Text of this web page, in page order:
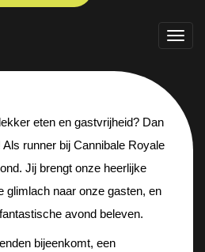
eten en gastvrijheid? Dan
runner bij Cannibale Royale
Jij brengt onze heerlijke
glimlach naar onze gasten, en
avond beleven.
bijeenkomt, een